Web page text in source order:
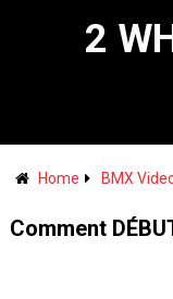
2
Home BMX
Comment